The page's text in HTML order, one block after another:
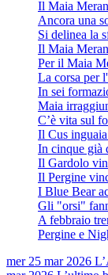
Il Maia
Ancora una
Si delinea la
Il Maia
Per il Maia
La corsa per
In sei
Maia
C’è vita sul
Il Cus
In cinque già
Il Gardolo
Il Pergine
I Blue Bear
Gli "orsi"
A febbraio
Pergine e
mer 25 mar 2026